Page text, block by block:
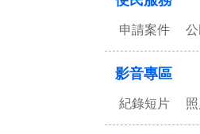
申請案件
影音專區
紀錄短片